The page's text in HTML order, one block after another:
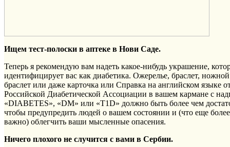
Ищем тест-полоски в аптеке в Нови Саде.
Теперь я рекомендую вам надеть какое-нибудь украшение,
идентифицирует вас как диабетика. Ожерелье, браслет, ножной
браслет или даже карточка или Справка на английском языке
Российской Диабетической Ассоциации в вашем кармане с
«DIABETES», «DM» или «T1D» должно быть более чем
чтобы предупредить людей о вашем состоянии и (что еще более
важно) облегчить ваши мысленные опасения.
Ничего плохого не случится с вами в Сербии.